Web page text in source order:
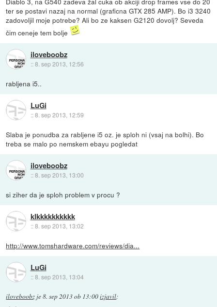
ter se postavi nazaj na normal (graficna GTX 285 AMP). Bo i3 3240
zadovoljil moje potrebe? Ali bo ze kaksen G2120 dovolj? Seveda
čim ceneje tem bolje
iloveboobz
::8. sep 2013, 12:56
rabljena i5..
LuGi
::8. sep 2013, 12:59
Slaba je ponudba za rabljene i5 oz. je sploh ni (vsaj na bolhi). Bo
treba se malo po nemskem ebayu pogledat
iloveboobz
::8. sep 2013, 13:00
si ziher da je sploh problem v procu ?
klkkkkkkkkkk
::8. sep 2013, 13:02
http://www.tomshardware.com/reviews/dia...
LuGi
::8. sep 2013, 13:04
iloveboobz je8. sep 2013 ob 13:00izjavil: